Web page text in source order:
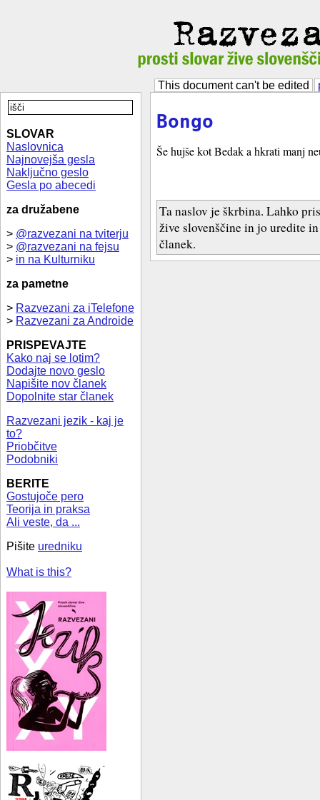
This document can't be edited
SLOVAR
Naslovnica
Najnovejša gesla
Naključno geslo
Gesla po abecedi
za družabene
> @razvezani na tviterju
> @razvezani na fejsu
> in na Kulturniku
za pametne
> Razvezani za iTelefone
> Razvezani za Androide
PRISPEVAJTE
Kako naj se lotim?
Dodajte novo geslo
Napišite nov članek
Dopolnite star članek
Razvezani jezik - kaj je
to?
Priobčitve
Podobniki
BERITE
Gostujoče pero
Teorija in praksa
Ali veste, da ...
Pišite uredniku
What is this?
Bongo
Še hujše kot Bedak a hkrati manj
Ta naslov je škrbina. Lahko
žive slovenščine in jo uredite
članek.